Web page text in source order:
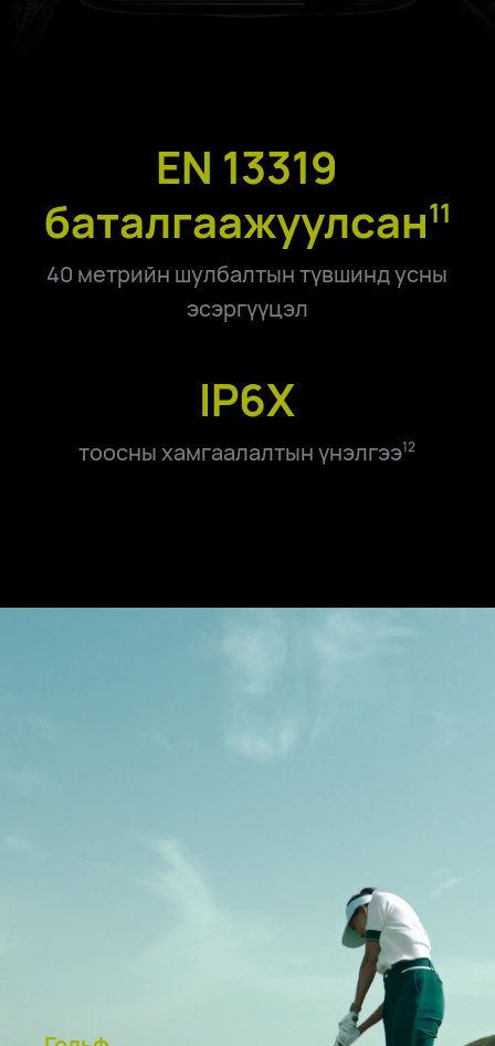
EN 13319
баталгаажуулсан11
40 метрийн шулбалтын түвшинд усны
эсэргүүцэл
IP6X
тоосны хамгаалалтын үнэлгээ12